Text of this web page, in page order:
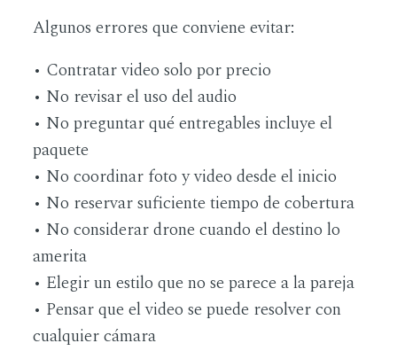
Algunos errores que conviene evitar:
• Contratar video solo por precio
• No revisar el uso del audio
• No preguntar qué entregables incluye el
paquete
• No coordinar foto y video desde el inicio
• No reservar suficiente tiempo de cobertura
• No considerar drone cuando el destino lo
amerita
• Elegir un estilo que no se parece a la pareja
• Pensar que el video se puede resolver con
cualquier cámara